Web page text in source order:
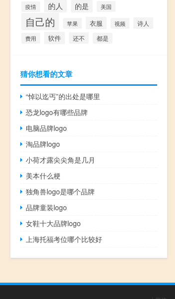
疫情 的人 的是 美国
自己的 苹果 衣服 视频 诗人
费用 软件 还不 都是
猜你想看的文章
“悼以迄丐”的出处是哪里
恐龙logo有哪些品牌
电脑品牌logo
淘品牌logo
小荷才露尖尖角是几月
美本什么梗
独角兽logo是哪个品牌
品牌童装logo
女鞋十大品牌logo
上海托福考位哪个比较好